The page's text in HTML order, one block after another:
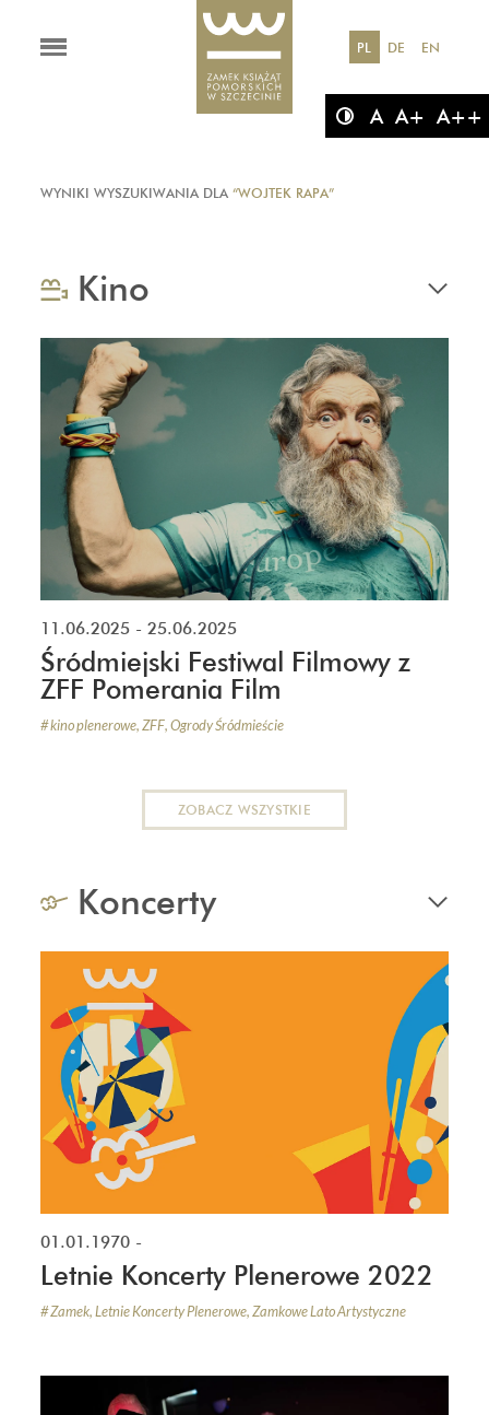
A A+ A++
PL DE EN
WYNIKI WYSZUKIWANIA DLA“WOJTEK RAPA”
Kino
11.06.2025 - 25.06.2025
Śródmiejski Festiwal Filmowy z
ZFF Pomerania Film
#kino plenerowe,ZFF,Ogrody Śródmieście
ZOBACZ WSZYSTKIE
Koncerty
01.01.1970 -
Letnie Koncerty Plenerowe 2022
#Zamek,Letnie Koncerty Plenerowe,Zamkowe Lato Artystyczne